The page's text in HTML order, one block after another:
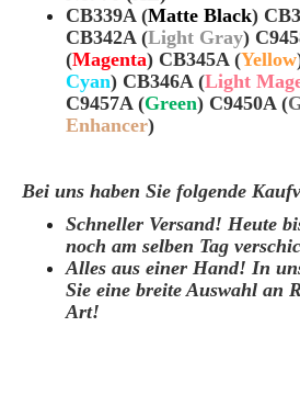
CB339A (Matte Black)
CB342A (Light Gray)
(Magenta) CB345A (Yellow
Cyan) CB346A (Light
C9457A (Green) C9450A (
Enhancer)
Bei uns haben Sie folgende
Schneller Versand! Heute
noch am selben Tag
Alles aus einer Hand! In
Sie eine breite Auswahl an
Art!